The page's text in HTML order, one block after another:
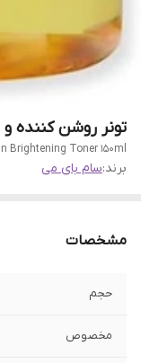
تونر روشن کننده
Brightening Toner 150ml
برند:سام بای می
مشخصات
حجم
مخصوص